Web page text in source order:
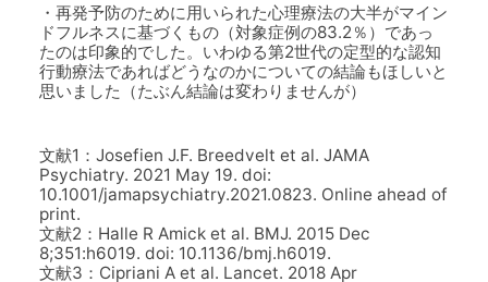
・再発予防のために用いられた心理療法の大半がマイン
ドフルネスに基づくもの（対象症例の83.2％）であっ
たのは印象的でした。いわゆる第2世代の定型的な認知
行動療法であればどうなのかについての結論もほしいと
思いました（たぶん結論は変わりませんが）
文献1：Josefien J.F. Breedvelt et al. JAMA
Psychiatry. 2021 May 19. doi:
10.1001/jamapsychiatry.2021.0823. Online ahead of
print.
文献2：Halle R Amick et al. BMJ. 2015 Dec
8;351:h6019. doi: 10.1136/bmj.h6019.
文献3：Cipriani A et al. Lancet. 2018 Apr